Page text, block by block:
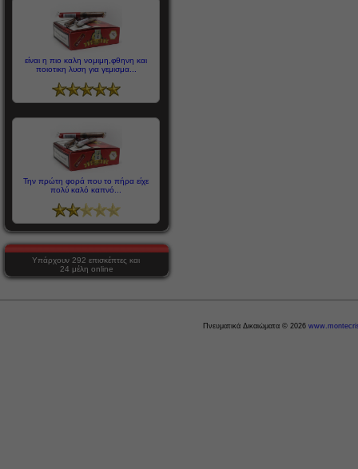
είναι η πιο καλη νομιμη,φθηνη και
ποιοτικη λυση για γεμισμα...
Την πρώτη φορά που το πήρα είχε
πολύ καλό καπνό...
Υπάρχουν 292 επισκέπτες και
24 μέλη online
Πνευματικά Δικαιώματα © 2026